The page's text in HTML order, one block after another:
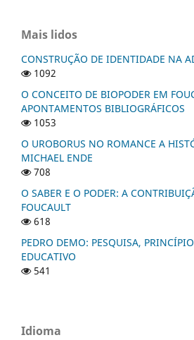
Mais lidos
CONSTRUÇÃO DE IDENTIDADE NA
1092
O CONCEITO DE BIOPODER EM
APONTAMENTOS BIBLIOGRÁFICOS
1053
O UROBORUS NO ROMANCE A
MICHAEL ENDE
708
O SABER E O PODER: A
FOUCAULT
618
PEDRO DEMO: PESQUISA,
EDUCATIVO
541
Idioma